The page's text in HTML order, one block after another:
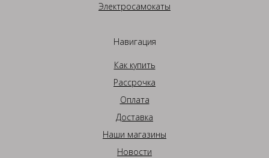
Электросамокаты
Навигация
Как купить
Рассрочка
Оплата
Доставка
Наши магазины
Новости